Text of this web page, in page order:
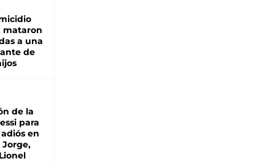
mataron
a una
de
de la
para
en
Jorge,